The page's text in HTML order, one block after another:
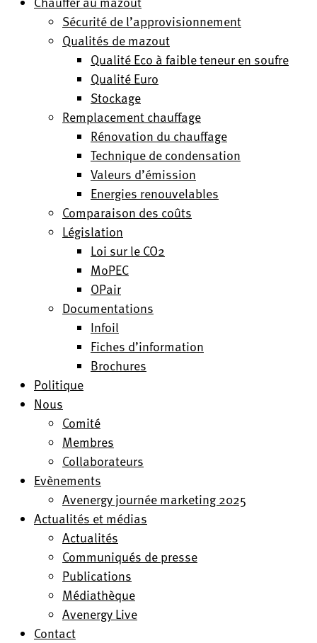
Sécurité de l’approvisionnement
Qualités de mazout
Qualité Eco à faible teneur en soufre
Qualité Euro
Stockage
Remplacement chauffage
Rénovation du chauffage
Technique de condensation
Valeurs d’émission
Energies renouvelables
Comparaison des coûts
Législation
Loi sur le CO2
MoPEC
OPair
Documentations
Infoil
Fiches d’information
Brochures
Politique
Nous
Comité
Membres
Collaborateurs
Evènements
Avenergy journée marketing 2025
Actualités et médias
Actualités
Communiqués de presse
Publications
Médiathèque
Avenergy Live
Contact